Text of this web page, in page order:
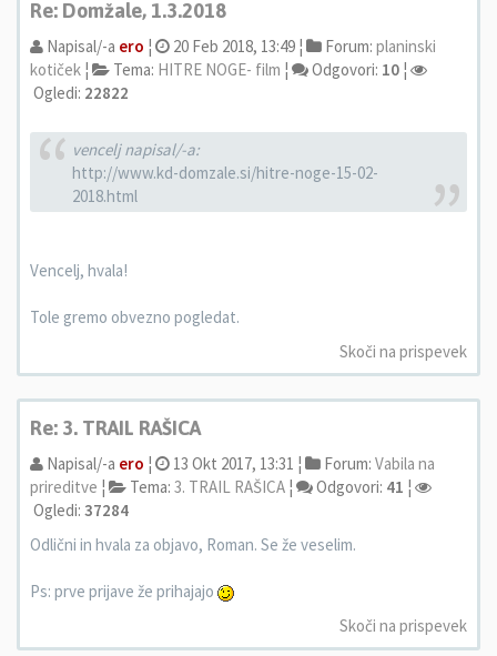
Re: Domžale, 1.3.2018
Napisal/-a ero ¦ 20 Feb 2018, 13:49 ¦ Forum: planinski
kotiček ¦ Tema: HITRE NOGE- film ¦ Odgovori: 10 ¦
Ogledi: 22822
vencelj napisal/-a:
http://www.kd-domzale.si/hitre-noge-15-02-
2018.html
Vencelj, hvala!
Tole gremo obvezno pogledat.
Skoči na prispevek
Re: 3. TRAIL RAŠICA
Napisal/-a ero ¦ 13 Okt 2017, 13:31 ¦ Forum: Vabila na
prireditve ¦ Tema: 3. TRAIL RAŠICA ¦ Odgovori: 41 ¦
Ogledi: 37284
Odlični in hvala za objavo, Roman. Se že veselim.
Ps: prve prijave že prihajajo
Skoči na prispevek